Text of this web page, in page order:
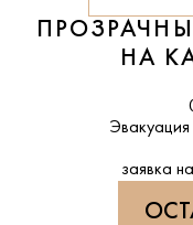
НА
заявка